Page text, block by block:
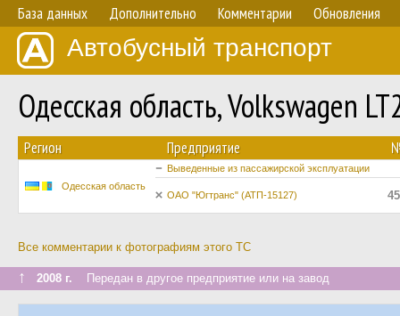
База данных Дополнительно Комментарии Обновления
Автобусный транспорт
Одесская область, Volkswagen
Регион Предприятие
Одесская область
Выведенные из пассажирской эксплуатации
ОАО "Югтранс" (АТП-15127)
Все комментарии к фотографиям этого ТС
↑ 2008 г. Передан в другое предприятие или на завод